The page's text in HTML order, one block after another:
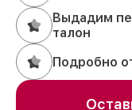
Выдадим
талон
Подробно